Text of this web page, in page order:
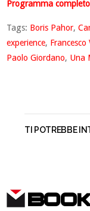
Programma completo
Tags: Boris Pahor,
experience, Francesco
Paolo Giordano, Una
TI POTREBBE